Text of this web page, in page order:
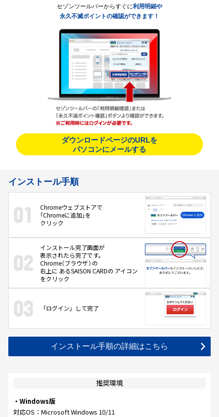
セゾンツールバーからすぐに利用明細や
永久不滅ポイントの確認ができます！
ダウンロードページのURLを
パソコンにメールする
インストール手順
Chromeウェブストアで
「Chromeに追加」を
クリック
インストール完了画面が
表示されたら完了です。
Chrome（ブラウザ） の
右上に あるSAISON CARDの アイコン
をクリック
「ログイン」して完了
インストール手順の詳細はこちら
推奨環境
・Windows版
対応OS：Microsoft Windows 10/11